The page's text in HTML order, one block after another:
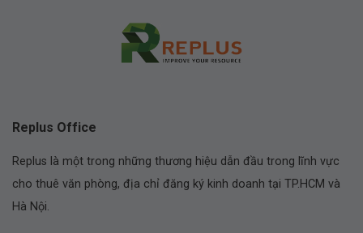
Replus Office
Replus là một trong những thương hiệu dẫn đầu trong lĩnh vực
cho thuê văn phòng, địa chỉ đăng ký kinh doanh tại TP.HCM và
Hà Nội.